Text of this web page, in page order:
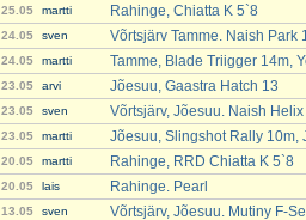
25.05 martti Rahinge, Chiatta K 5`8
24.05 sven Võrtsjärv Tamme. Naish Park
24.05 martti Tamme, Blade Triigger 14m,
23.05 arvi Jõesuu, Gaastra Hatch 13
23.05 sven Võrtsjärv, Jõesuu. Naish
23.05 martti Jõesuu, Slingshot Rally 10m,
20.05 martti Rahinge, RRD Chiatta K 5`8
20.05 lais Rahinge. Pearl
13.05 sven Võrtsjärv, Jõesuu. Mutiny F-